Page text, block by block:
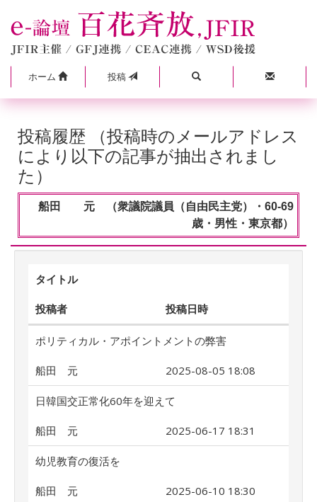
ホーム 投稿
投稿履歴 （投稿時のメールアドレス
により以下の記事が抽出されまし
た）
船田 元 （衆議院議員（自由民主党）・60-69
歳・男性・東京都）
タイトル
投稿者 投稿日時
ポリティカル・アポイントメントの弊害
船田 元 2025-08-05 18:08
日韓国交正常化60年を迎えて
船田 元 2025-06-17 18:31
幼児教育の復活を
船田 元 2025-06-10 18:30